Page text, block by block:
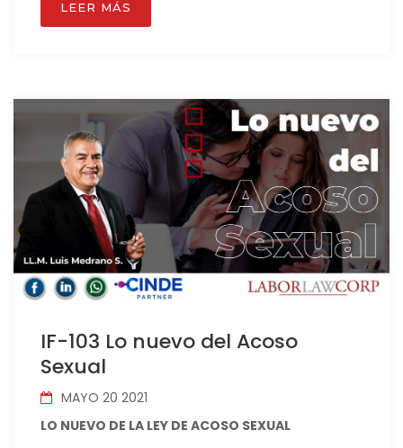
LEER MÁS
IF-103 Lo nuevo del Acoso
Sexual
MAYO 20 2021
LO NUEVO DE LA LEY DE ACOSO SEXUAL